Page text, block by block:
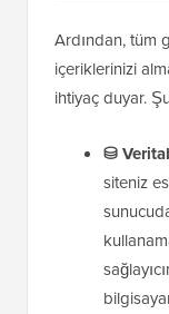
Ardından, tüm
içeriklerinizi
ihtiyaç duyar.
⛁
siteniz